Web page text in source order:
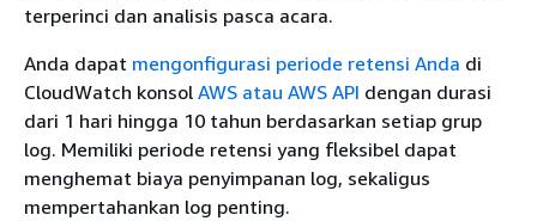
terperinci dan analisis pasca acara.
Anda dapat mengonfigurasi periode retensi Anda di
CloudWatch konsol AWS atau AWS API dengan durasi
dari 1 hari hingga 10 tahun berdasarkan setiap grup
log. Memiliki periode retensi yang fleksibel dapat
menghemat biaya penyimpanan log, sekaligus
mempertahankan log penting.